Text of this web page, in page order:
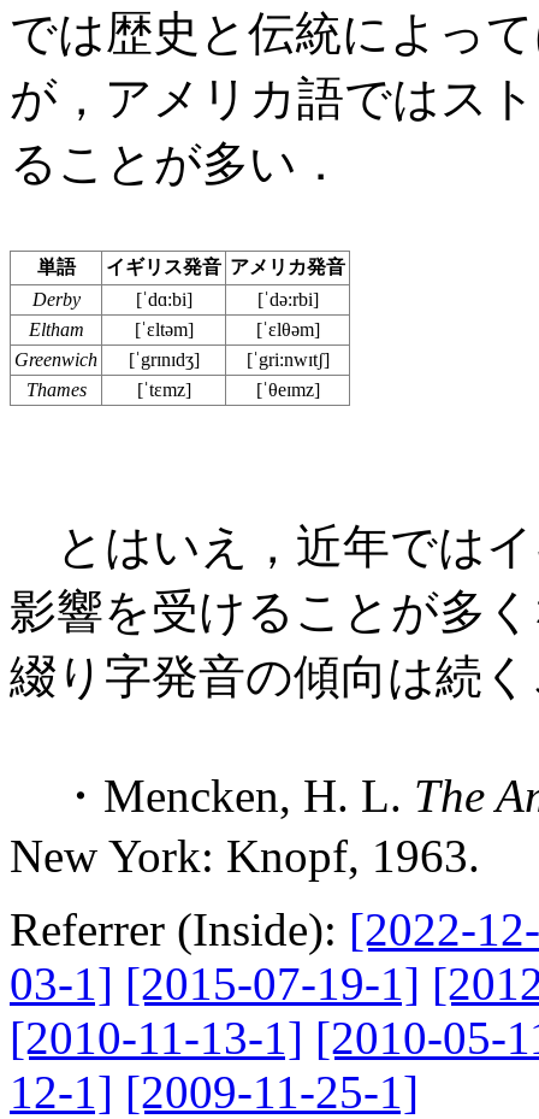
では歴史と伝統によっ
が，アメリカ語ではス
ることが多い．
単語 イギリス発音 アメリカ発音
Derby
[ˈdɑ:bi]
[ˈdə:rbi]
Eltham
[ˈɛltəm]
[ˈɛlθəm]
Greenwich
[ˈgrɪnɪdʒ]
[ˈgri:nwɪtʃ]
Thames
[ˈtɛmz] [ˈθeɪmz]
とはいえ，近年では
影響を受けることが多
綴り字発音の傾向は続
・Mencken, H. L. The
New York: Knopf, 1963.
Referrer (Inside): [2022-
03-1] [2015-07-19-1]
[2010-11-13-1] [2010-05-
12-1] [2009-11-25-1]